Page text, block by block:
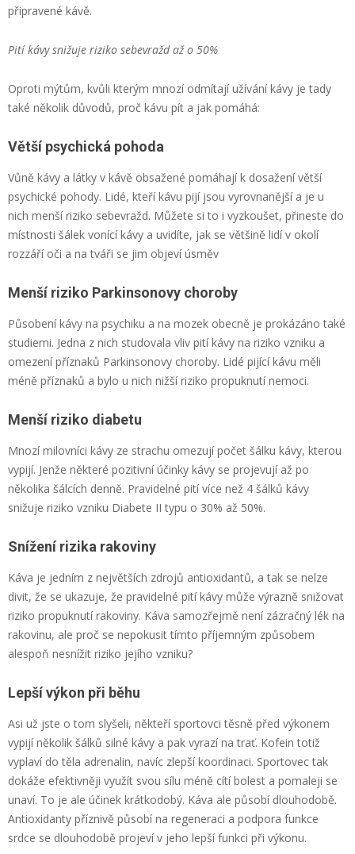
připravené kávě.
Pití kávy snižuje riziko sebevražd až o 50%
Oproti mýtům, kvůli kterým mnozí odmítají užívání kávy je tady
také několik důvodů, proč kávu pít a jak pomáhá:
Větší psychická pohoda
Vůně kávy a látky v kávě obsažené pomáhají k dosažení větší
psychické pohody. Lidé, kteří kávu pijí jsou vyrovnanější a je u
nich menší riziko sebevražd. Můžete si to i vyzkoušet, přineste do
místnosti šálek vonící kávy a uvidíte, jak se většině lidí v okolí
rozzáří oči a na tváři se jim objeví úsměv
Menší riziko Parkinsonovy choroby
Působení kávy na psychiku a na mozek obecně je prokázáno také
studiemi. Jedna z nich studovala vliv pití kávy na riziko vzniku a
omezení příznaků Parkinsonovy choroby. Lidé pijící kávu měli
méně příznaků a bylo u nich nižší riziko propuknutí nemoci.
Menší riziko diabetu
Mnozí milovníci kávy ze strachu omezují počet šálku kávy, kterou
vypijí. Jenže některé pozitivní účinky kávy se projevují až po
několika šálcích denně. Pravidelné pití více než 4 šálků kávy
snižuje riziko vzniku Diabete II typu o 30% až 50%.
Snížení rizika rakoviny
Káva je jedním z největších zdrojů antioxidantů, a tak se nelze
divit, že se ukazuje, že pravidelné pití kávy může výrazně snižovat
riziko propuknutí rakoviny. Káva samozřejmě není zázračný lék na
rakovinu, ale proč se nepokusit tímto příjemným způsobem
alespoň nesnížit riziko jejího vzniku?
Lepší výkon při běhu
Asi už jste o tom slyšeli, někteří sportovci těsně před výkonem
vypijí několik šálků silné kávy a pak vyrazí na trať. Kofein totiž
vyplaví do těla adrenalin, navíc zlepší koordinaci. Sportovec tak
dokáže efektivněji využít svou sílu méně cítí bolest a pomaleji se
unaví. To je ale účinek krátkodobý. Káva ale působí dlouhodobě.
Antioxidanty příznivě působí na regeneraci a podpora funkce
srdce se dlouhodobě projeví v jeho lepší funkci při výkonu.